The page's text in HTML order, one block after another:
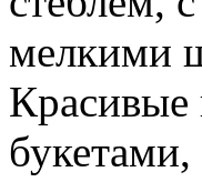
мелкими
Красивые
букетами,